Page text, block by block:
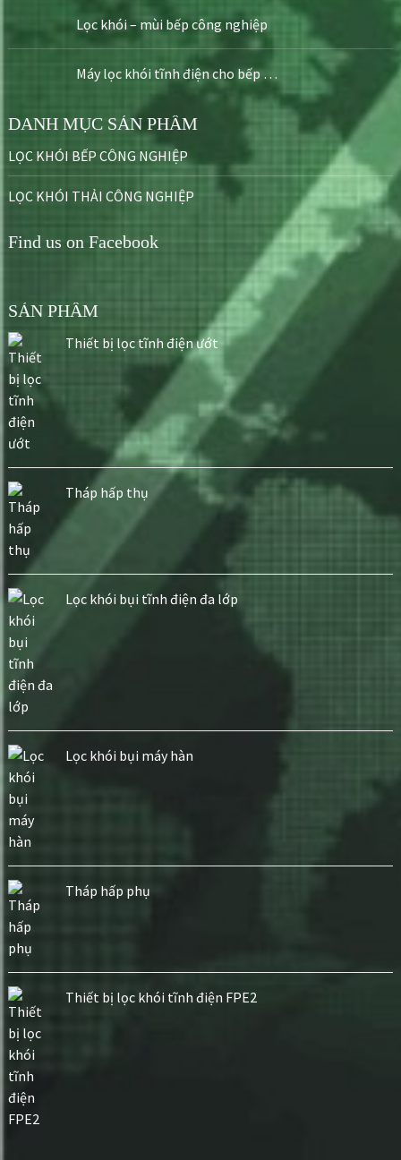
Lọc khói – mùi bếp công nghiệp
Máy lọc khói tĩnh điện cho bếp …
DANH MỤC SẢN PHẨM
LỌC KHÓI BẾP CÔNG NGHIỆP
LỌC KHÓI THẢI CÔNG NGHIỆP
Find us on Facebook
SẢN PHẨM
Thiết bị lọc tĩnh điện ướt
Tháp hấp thụ
Lọc khói bụi tĩnh điện đa lớp
Lọc khói bụi máy hàn
Tháp hấp phụ
Thiết bị lọc khói tĩnh điện FPE2